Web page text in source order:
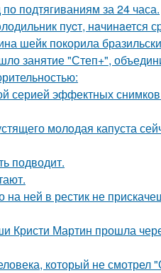
подтягиваниям за 24 часа.
пуcт, нaчинaется
шейк покорила
занятие "Степ+",
серией эффектных
молoдая капуста
подводит.
ней в рестик не
Кристи Мартин прошла
который не смотрел